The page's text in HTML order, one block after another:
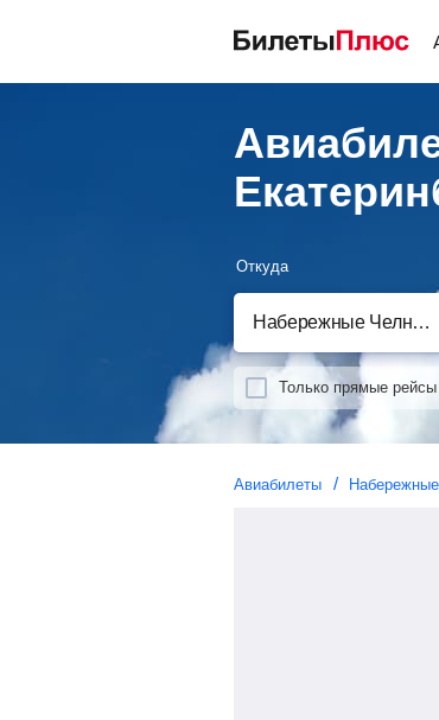
Откуда
Только прямые рейсы
Авиабилеты